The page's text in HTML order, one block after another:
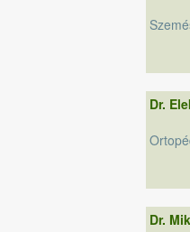
Dr.
Dr.